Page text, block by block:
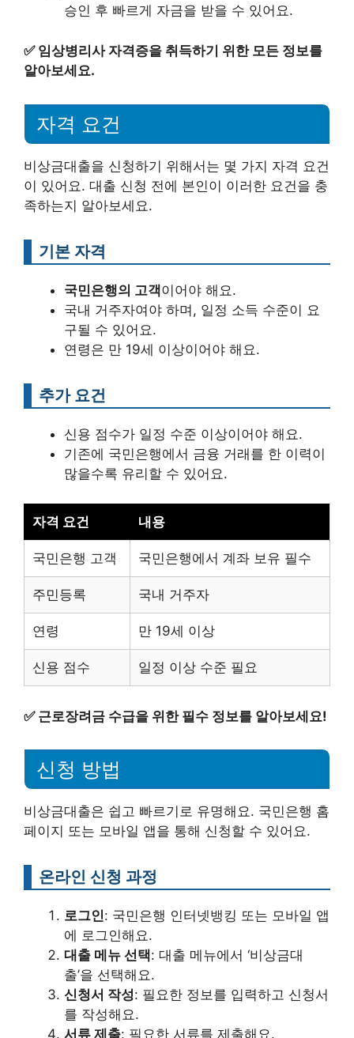
승인 후 빠르게 자금을 받을 수 있어요.
✅ 임상병리사 자격증을 취득하기 위한 모든 정보를
알아보세요.
자격 요건
비상금대출을 신청하기 위해서는 몇 가지 자격 요건
이 있어요. 대출 신청 전에 본인이 이러한 요건을 충
족하는지 알아보세요.
기본 자격
국민은행의 고객이어야 해요.
국내 거주자여야 하며, 일정 소득 수준이 요
구될 수 있어요.
연령은 만 19세 이상이어야 해요.
추가 요건
신용 점수가 일정 수준 이상이어야 해요.
기존에 국민은행에서 금융 거래를 한 이력이
많을수록 유리할 수 있어요.
자격 요건 내용
국민은행 고객 국민은행에서 계좌 보유 필수
주민등록 국내 거주자
연령 만 19세 이상
신용 점수 일정 이상 수준 필요
✅ 근로장려금 수급을 위한 필수 정보를 알아보세요!
신청 방법
비상금대출은 쉽고 빠르기로 유명해요. 국민은행 홈
페이지 또는 모바일 앱을 통해 신청할 수 있어요.
온라인 신청 과정
로그인: 국민은행 인터넷뱅킹 또는 모바일 앱
에 로그인해요.
대출 메뉴 선택: 대출 메뉴에서 ‘비상금대
출’을 선택해요.
신청서 작성: 필요한 정보를 입력하고 신청서
를 작성해요.
서류 제출: 필요한 서류를 제출해요.